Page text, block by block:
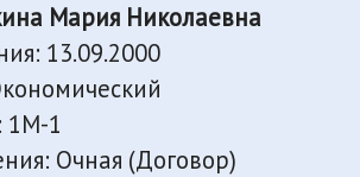
Мария Николаевна
13.09.2000
1М-1
Очная (Договор)